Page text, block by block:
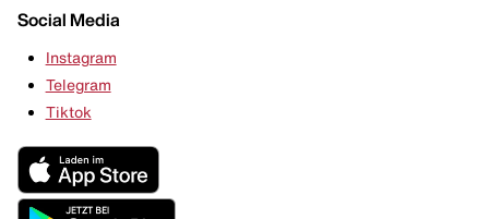
Social Media
Instagram
Telegram
Tiktok